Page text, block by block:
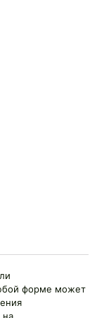
форме может